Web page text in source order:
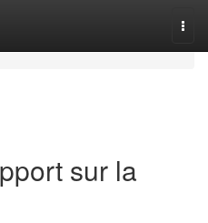
sur la